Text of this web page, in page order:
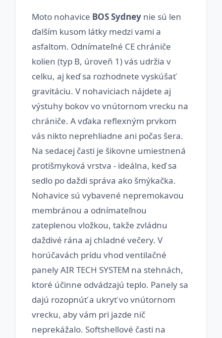
Moto nohavice BOS Sydney nie sú len
ďalším kusom látky medzi vami a
asfaltom. Odnímateľné CE chrániče
kolien (typ B, úroveň 1) vás udržia v
celku, aj keď sa rozhodnete vyskúšať
gravitáciu. V nohaviciach nájdete aj
výstuhy bokov vo vnútornom vrecku na
chrániče. A vďaka reflexným prvkom
vás nikto neprehliadne ani počas šera.
Na sedacej časti je šikovne umiestnená
protišmyková vrstva - ideálna, keď sa
sedlo po daždi správa ako šmýkačka.
Nohavice sú vybavené nepremokavou
membránou a odnímateľnou
zateplenou vložkou, takže zvládnu
daždivé rána aj chladné večery. V
horúčavách prídu vhod ventilačné
panely AIR TECH SYSTEM na stehnách,
ktoré účinne odvádzajú teplo. Panely sa
dajú rozopnúť a ukryť vo vnútornom
vrecku, aby vám pri jazde nič
neprekážalo. Softshellové časti na